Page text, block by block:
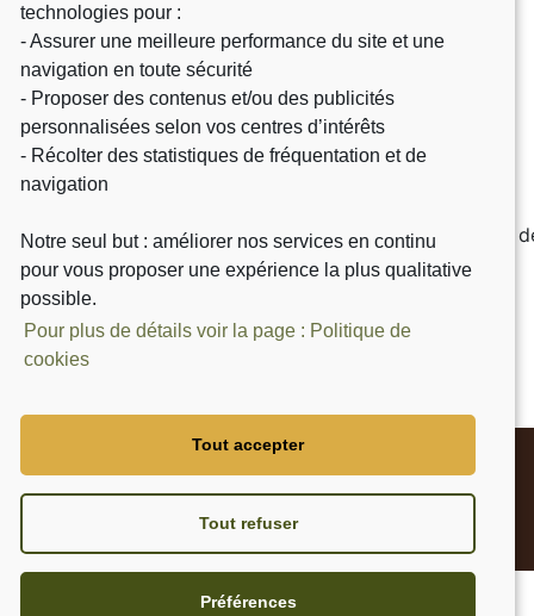
NEWSLETTER
Inscrivez-vous à notre newsletter pour vous
tenir informé de nos actualités et promotions.
J'accepte la Politique de Confidentialité
Site réalisé par
technologies pour :
- Assurer une meilleure performance du site et une
navigation en toute sécurité
- Proposer des contenus et/ou des publicités
personnalisées selon vos centres d’intérêts
- Récolter des statistiques de fréquentation et de
navigation
Notre seul but : améliorer nos services en continu
pour vous proposer une expérience la plus qualitative
possible.
Pour plus de détails voir la page : Politique de
cookies
Tout accepter
Tout refuser
Préférences